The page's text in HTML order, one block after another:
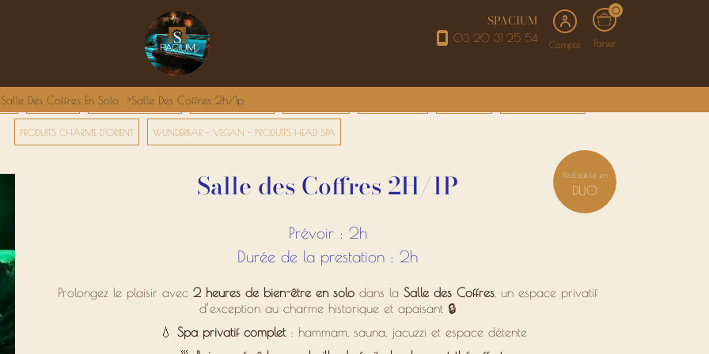
SPACIUM
03 20 31 25 54 Compte
0
Panier
Salle Des Coffres En Solo Salle Des Coffres 2h/1p
PACK DUO HAMMAM PRIVATIF RITUELS ORIENTAUX
PRODUITS CHARME D'ORIENT WUNDERBAR - VEGAN - PRODUITS HEAD SPA
Réalisable en
DUO
Salle des Coffres 2H/1P
Prévoir : 2h
Durée de la prestation : 2h
Prolongez le plaisir avec 2 heures de bien-être en solo dans la Salle des Coffres , un espace privatif
d’exception au charme historique et apaisant 🔒
💧 Spa privatif complet: hammam, sauna, jacuzzi et espace détente